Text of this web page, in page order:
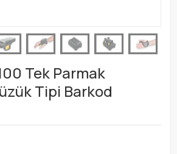
Tek Parmak
Tipi Barkod